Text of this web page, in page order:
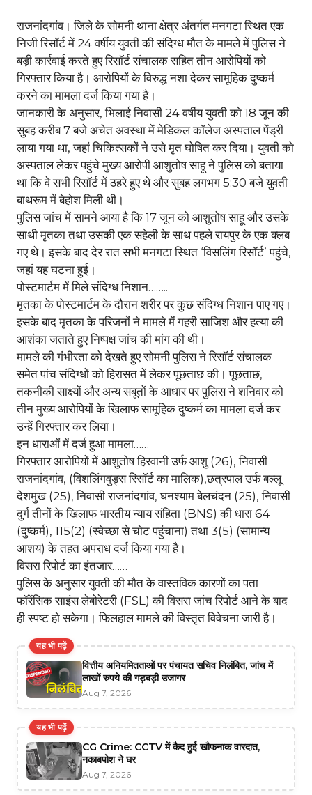
राजनांदगांव। जिले के सोमनी थाना क्षेत्र अंतर्गत मनगटा स्थित एक
निजी रिसॉर्ट में 24 वर्षीय युवती की संदिग्ध मौत के मामले में पुलिस ने
बड़ी कार्रवाई करते हुए रिसॉर्ट संचालक सहित तीन आरोपियों को
गिरफ्तार किया है। आरोपियों के विरुद्ध नशा देकर सामूहिक दुष्कर्म
करने का मामला दर्ज किया गया है।
जानकारी के अनुसार, भिलाई निवासी 24 वर्षीय युवती को 18 जून की
सुबह करीब 7 बजे अचेत अवस्था में मेडिकल कॉलेज अस्पताल पेंड्री
लाया गया था, जहां चिकित्सकों ने उसे मृत घोषित कर दिया। युवती को
अस्पताल लेकर पहुंचे मुख्य आरोपी आशुतोष साहू ने पुलिस को बताया
था कि वे सभी रिसॉर्ट में ठहरे हुए थे और सुबह लगभग 5:30 बजे युवती
बाथरूम में बेहोश मिली थी।
पुलिस जांच में सामने आया है कि 17 जून को आशुतोष साहू और उसके
साथी मृतका तथा उसकी एक सहेली के साथ पहले रायपुर के एक क्लब
गए थे। इसके बाद देर रात सभी मनगटा स्थित ‘विसलिंग रिसॉर्ट’ पहुंचे,
जहां यह घटना हुई।
पोस्टमार्टम में मिले संदिग्ध निशान……..
मृतका के पोस्टमार्टम के दौरान शरीर पर कुछ संदिग्ध निशान पाए गए।
इसके बाद मृतका के परिजनों ने मामले में गहरी साजिश और हत्या की
आशंका जताते हुए निष्पक्ष जांच की मांग की थी।
मामले की गंभीरता को देखते हुए सोमनी पुलिस ने रिसॉर्ट संचालक
समेत पांच संदिग्धों को हिरासत में लेकर पूछताछ की। पूछताछ,
तकनीकी साक्ष्यों और अन्य सबूतों के आधार पर पुलिस ने शनिवार को
तीन मुख्य आरोपियों के खिलाफ सामूहिक दुष्कर्म का मामला दर्ज कर
उन्हें गिरफ्तार कर लिया।
इन धाराओं में दर्ज हुआ मामला……
गिरफ्तार आरोपियों में आशुतोष हिरवानी उर्फ आशु (26), निवासी
राजनांदगांव, (विशलिंगवुड्स रिसॉर्ट का मालिक),छत्रपाल उर्फ बल्लू
देशमुख (25), निवासी राजनांदगांव, घनश्याम बेलचंदन (25), निवासी
दुर्ग तीनों के खिलाफ भारतीय न्याय संहिता (BNS) की धारा 64
(दुष्कर्म), 115(2) (स्वेच्छा से चोट पहुंचाना) तथा 3(5) (सामान्य
आशय) के तहत अपराध दर्ज किया गया है।
विसरा रिपोर्ट का इंतजार……
पुलिस के अनुसार युवती की मौत के वास्तविक कारणों का पता
फॉरेंसिक साइंस लेबोरेटरी (FSL) की विसरा जांच रिपोर्ट आने के बाद
ही स्पष्ट हो सकेगा। फिलहाल मामले की विस्तृत विवेचना जारी है।
यह भी पढ़ें
वित्तीय अनियमितताओं पर पंचायत सचिव निलंबित, जांच में
लाखों रुपये की गड़बड़ी उजागर
Aug 7, 2026
यह भी पढ़ें
CG Crime: CCTV में कैद हुई खौफनाक वारदात,
नकाबपोश ने घर
Aug 7, 2026